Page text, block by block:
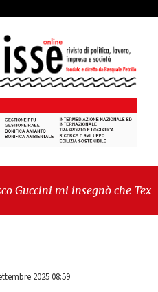
mi insegnò che Tex Willer
l'aula al momento del
2025 08:59